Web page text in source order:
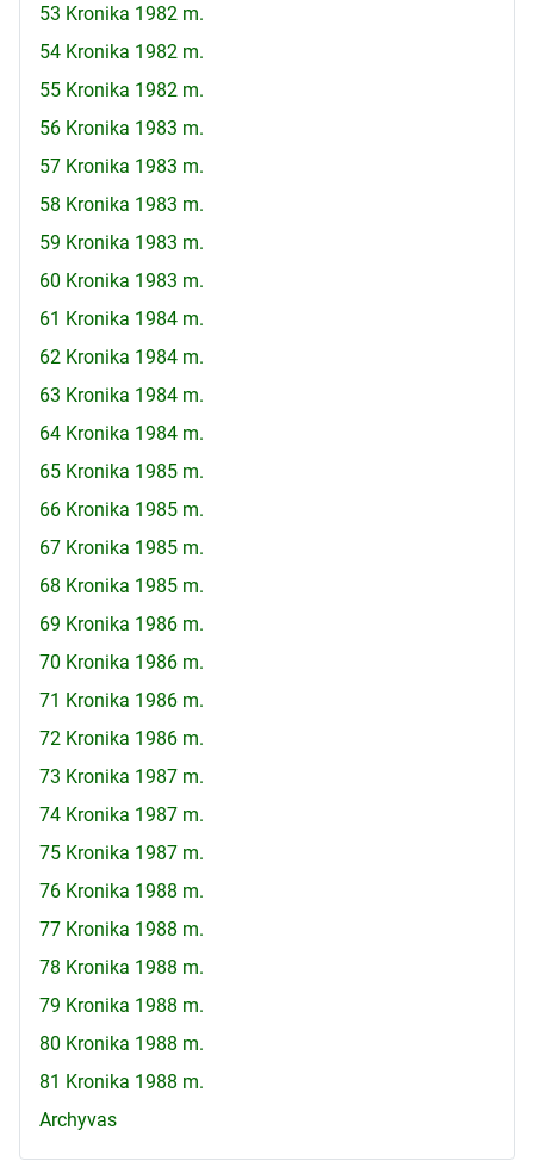
53 Kronika 1982 m.
54 Kronika 1982 m.
55 Kronika 1982 m.
56 Kronika 1983 m.
57 Kronika 1983 m.
58 Kronika 1983 m.
59 Kronika 1983 m.
60 Kronika 1983 m.
61 Kronika 1984 m.
62 Kronika 1984 m.
63 Kronika 1984 m.
64 Kronika 1984 m.
65 Kronika 1985 m.
66 Kronika 1985 m.
67 Kronika 1985 m.
68 Kronika 1985 m.
69 Kronika 1986 m.
70 Kronika 1986 m.
71 Kronika 1986 m.
72 Kronika 1986 m.
73 Kronika 1987 m.
74 Kronika 1987 m.
75 Kronika 1987 m.
76 Kronika 1988 m.
77 Kronika 1988 m.
78 Kronika 1988 m.
79 Kronika 1988 m.
80 Kronika 1988 m.
81 Kronika 1988 m.
Archyvas